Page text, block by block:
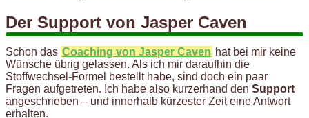
Der Support von Jasper Caven
Schon das Coaching von Jasper Caven hat bei mir keine
Wünsche übrig gelassen. Als ich mir daraufhin die
Stoffwechsel-Formel bestellt habe, sind doch ein paar
Fragen aufgetreten. Ich habe also kurzerhand den Support
angeschrieben – und innerhalb kürzester Zeit eine Antwort
erhalten.